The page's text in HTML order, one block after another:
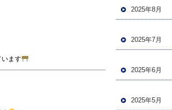
ます
2025年8月
2025年7月
2025年6月
2025年5月